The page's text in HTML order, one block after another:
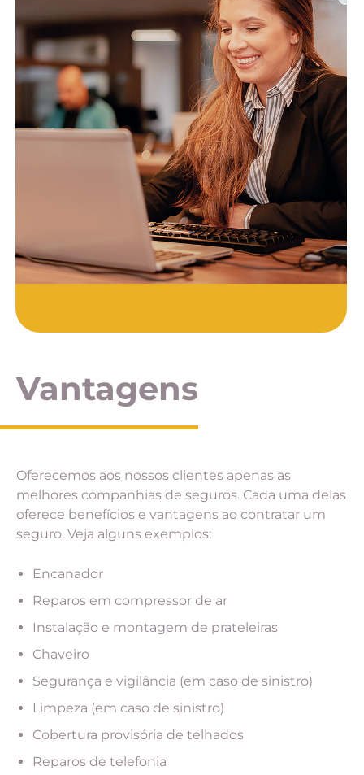
Vantagens
Oferecemos aos nossos clientes apenas as
melhores companhias de seguros. Cada uma delas
oferece benefícios e vantagens ao contratar um
seguro. Veja alguns exemplos:
Encanador
Reparos em compressor de ar
Instalação e montagem de prateleiras
Chaveiro
Segurança e vigilância (em caso de sinistro)
Limpeza (em caso de sinistro)
Cobertura provisória de telhados
Reparos de telefonia